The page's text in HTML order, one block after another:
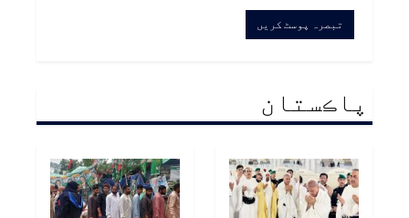
پاڪستان